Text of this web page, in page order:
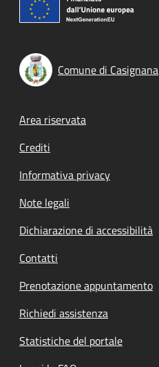
Comune di Casignana
Footer menu
Area riservata
Crediti
Informativa privacy
Note legali
Dichiarazione di accessibilità
Contatti
Prenotazione appuntamento
Richiedi assistenza
Statistiche del portale